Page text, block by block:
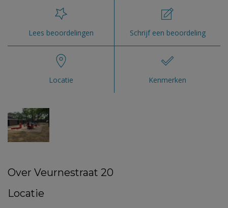
Lees beoordelingen Schrijf een beoordeling
Locatie Kenmerken
Over Veurnestraat 20
Locatie